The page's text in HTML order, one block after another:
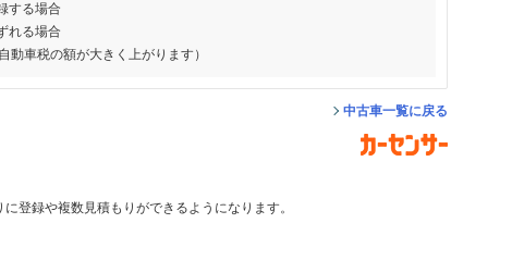
する場合
れる場合
動車税の額が大きく上がります）
中古車一覧に戻る
登録や複数見積もりができるようになります。